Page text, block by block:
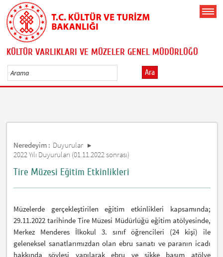
KÜLTÜR VARLIKLARI VE MÜZELER GENEL MÜDÜRLÜĞÜ
Ara
Neredeyim : Duyurular
2022 Yılı Duyuruları (01.11.2022 sonrası)
Tire Müzesi Eğitim Etkinlikleri
Müzelerde gerçekleştirilen eğitim etkinlikleri kapsamında;
29.11.2022 tarihinde Tire Müzesi Müdürlüğü eğitim atölyesinde,
Merkez Menderes İlkokul 3. sınıf öğrencileri (24 kişi) ile
geleneksel sanatlarımızdan olan ebru sanatı ve paranın icadı
hakkında söyleşi yapılarak ebru ve sikke basım atölye